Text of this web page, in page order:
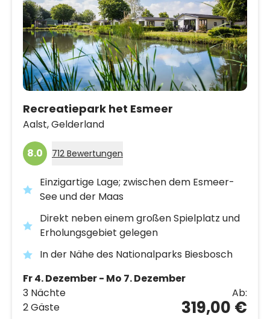
Recreatiepark het Esmeer
Aalst,Gelderland
8.0 712 Bewertungen
Einzigartige Lage; zwischen dem Esmeer-
See und der Maas
Direkt neben einem großen Spielplatz und
Erholungsgebiet gelegen
In der Nähe des Nationalparks Biesbosch
Fr 4. Dezember - Mo 7. Dezember
3 Nächte
2 Gäste
Ab:
319,00 €